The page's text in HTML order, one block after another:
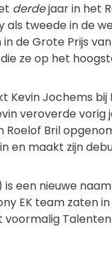
derdejaar in het
als tweede in de
de Grote Prijs
ze op het
Kevin Jochems
veroverde
Bril
en maakt zijn
een nieuwe
EK team zaten
voormalig